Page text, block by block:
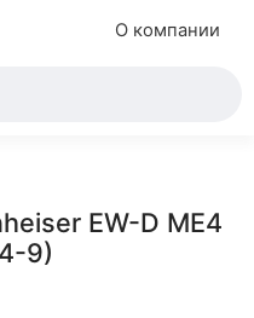
О компании
EW-D ME4
9)